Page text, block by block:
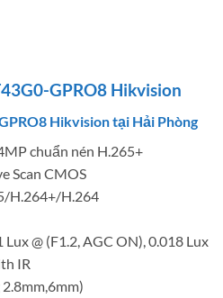
GPRO8 Hikvision
Hikvision tại Hải Phòng
chuẩn nén H.265+
Scan CMOS
H.264+/H.264
@ (F1.2, AGC ON), 0.018 Lux
IR